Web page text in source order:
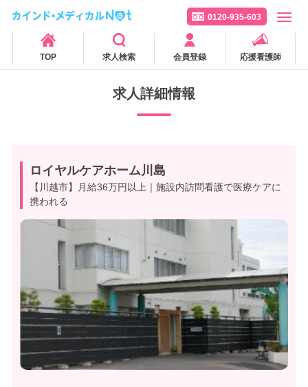
0120-935-603
TOP 求人検索 会員登録 応援看護師
求人詳細情報
ロイヤルケアホーム川島
【川越市】月給36万円以上｜施設内訪問看護で医療ケアに
携われる